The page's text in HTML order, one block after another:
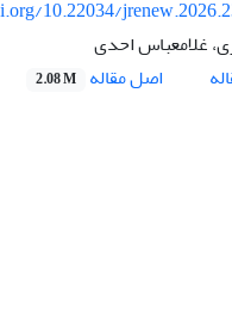
10.22034/
غلامعباس احدی
اصل مقاله 2.08 M